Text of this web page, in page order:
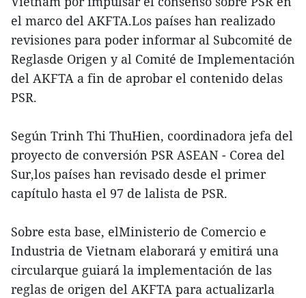
el marco del AKFTA.Los países han realizado
revisiones para poder informar al Subcomité de
Reglasde Origen y al Comité de Implementación
del AKFTA a fin de aprobar el contenido delas
PSR.
Según Trinh Thi ThuHien, coordinadora jefa del
proyecto de conversión PSR ASEAN - Corea del
Sur,los países han revisado desde el primer
capítulo hasta el 97 de lalista de PSR.
Sobre esta base, elMinisterio de Comercio e
Industria de Vietnam elaborará y emitirá una
circularque guiará la implementación de las
reglas de origen del AKFTA para actualizarla